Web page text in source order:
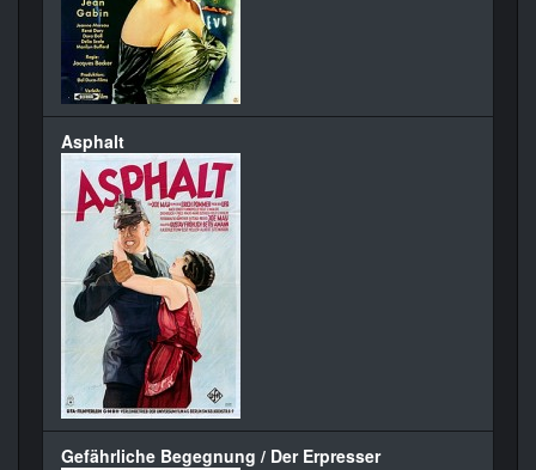
Asphalt
Gefährliche Begegnung / Der Erpresser